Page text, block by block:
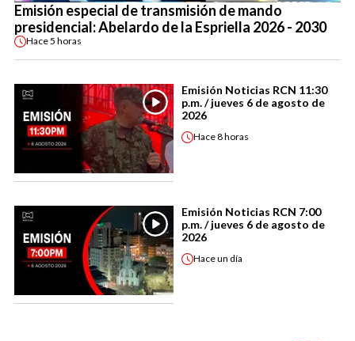
Emisión especial de transmisión de mando
presidencial: Abelardo de la Espriella 2026 - 2030
Hace5 horas
Emisión Noticias RCN 11:30
p.m. / jueves 6 de agosto de
2026
Hace8 horas
Emisión Noticias RCN 7:00
p.m. / jueves 6 de agosto de
2026
Haceun día